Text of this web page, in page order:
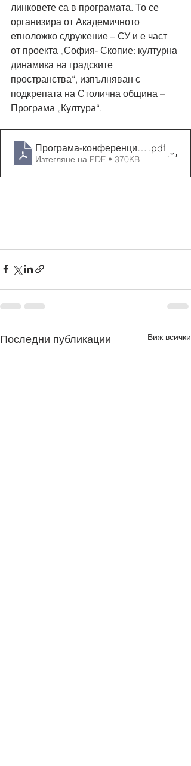
линковете са в програмата. То се
организира от Академичното
етноложко сдружение – СУ и е част
от проекта „София- Скопие: културна
динамика на градските
пространства“, изпълняван с
подкрепата на Столична община –
Програма „Култура“.
Програма-конференция - 20.-
.pdf
Изтегляне на PDF • 370KB
Последни публикации Виж всички